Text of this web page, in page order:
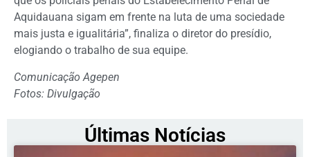
Aquidauana sigam em frente na luta de uma sociedade
mais justa e igualitária”, finaliza o diretor do presídio,
elogiando o trabalho de sua equipe.
Comunicação Agepen
Fotos: Divulgação
Últimas Notícias